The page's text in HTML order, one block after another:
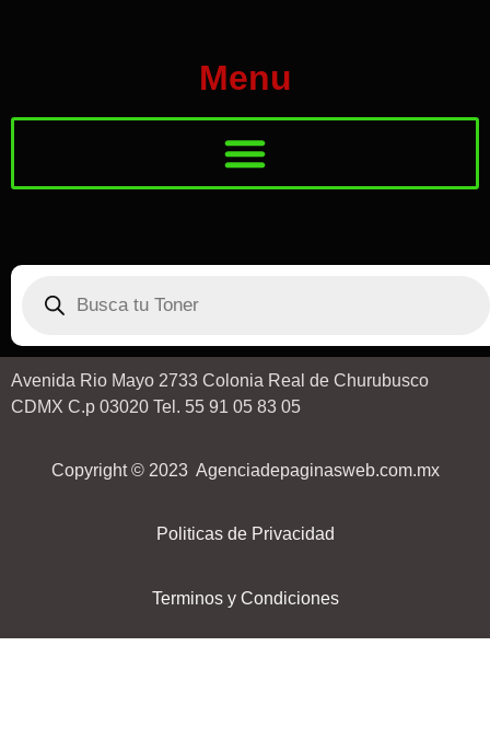
Menu
Avenida Rio Mayo 2733 Colonia Real de Churubusco
CDMX C.p 03020 Tel. 55 91 05 83 05
Copyright © 2023 Agenciadepaginasweb.com.mx
Politicas de Privacidad
Terminos y Condiciones